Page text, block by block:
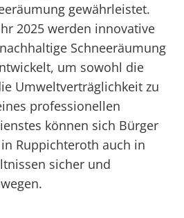
gewährleistet.
2025 werden innovative
Schneeräumung
um sowohl die
Umweltverträglichkeit zu
professionellen
können sich Bürger
Ruppichteroth auch in
sicher und